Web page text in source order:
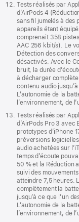
Tests réalisés par
d’AirPods 4
sans fil jumelés à des
appareils étant
comprenait 358
AAC 256 kbit/s). Le
Détection des
désactivés. Avec le
bruit, la durée
à décharger
contenu audio
L’autonomie de la
l’environnement, de
Tests réalisés par
d’AirPods Pro 3 avec
prototypes d’iPhone
préversions
audio achetées sur
temps d’écoute
50 % et la Réduction
suivi des
atteindre 7,5 heures.
complètement la
jusqu’à ce que l’un
L’autonomie de la
l’environnement, de